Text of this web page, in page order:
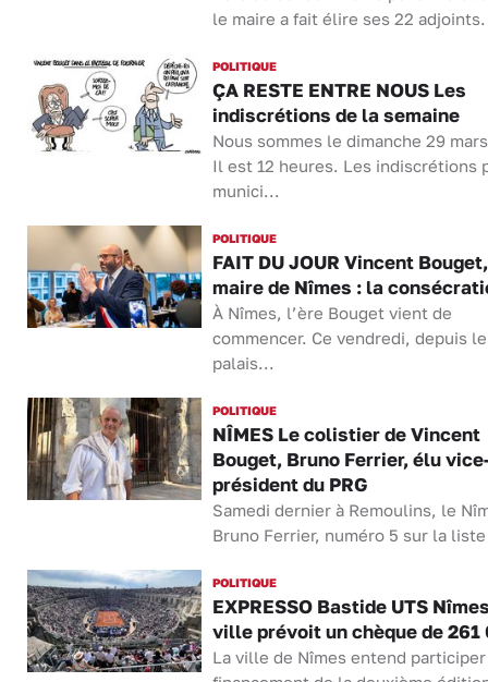
le maire a fait élire ses 22
POLITIQUE
ÇA RESTE ENTRE NOUS Les
indiscrétions de la semaine
Nous sommes le dimanche 29
Il est 12 heures. Les indiscrétions
munici...
POLITIQUE
FAIT DU JOUR Vincent Bouget,
maire de Nîmes : la
À Nîmes, l’ère Bouget vient de
commencer. Ce vendredi, depuis le
palais...
POLITIQUE
NÎMES Le colistier de Vincent
Bouget, Bruno Ferrier, élu
président du PRG
Samedi dernier à Remoulins, le
Bruno Ferrier, numéro 5 sur la
POLITIQUE
EXPRESSO Bastide UTS
ville prévoit un chèque de 261
La ville de Nîmes entend participer